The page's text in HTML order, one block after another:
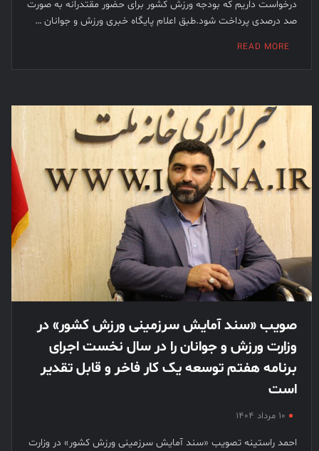
درخواست داریم که بودجه ورزش کشور برای حضور مقتدرانه به صورت
صد درصدی پرداخت شود.طبق اعلام پایگاه خبری ورزش و جوانان …
READ MORE
صویب «سند آمایش سرزمینی ورزش کشور» در
وزارت ورزش و جوانان را در سال نخست اجرای
برنامه هفتم توسعه یک کار فاخر و قابل تقدیر
است
۱۰ مرداد ۱۴۰۴
احمد راستینه تصویب «سند آمایش سرزمینی ورزش کشور» در وزارت